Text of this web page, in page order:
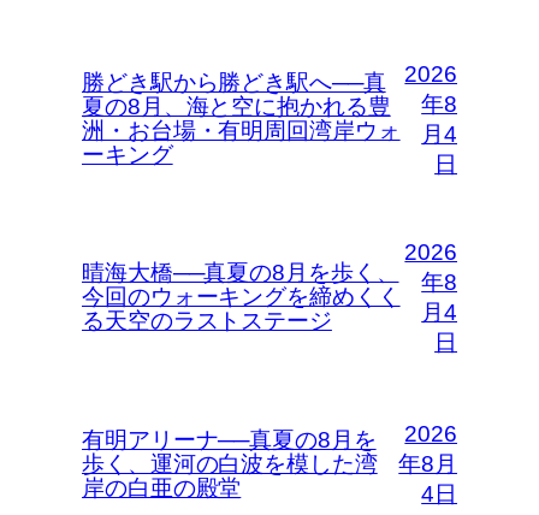
勝どき駅から勝どき駅へ──真
夏の8月、海と空に抱かれる豊
洲・お台場・有明周回湾岸ウォ
ーキング
2026
年8
月4
日
晴海大橋──真夏の8月を歩く、
今回のウォーキングを締めくく
る天空のラストステージ
2026
年8
月4
日
有明アリーナ──真夏の8月を
歩く、運河の白波を模した湾
岸の白亜の殿堂
2026
年8月
4日